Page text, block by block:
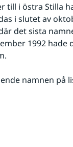
till i östra Stilla
i slutet av
det sista
1992 hade
namnen på
på